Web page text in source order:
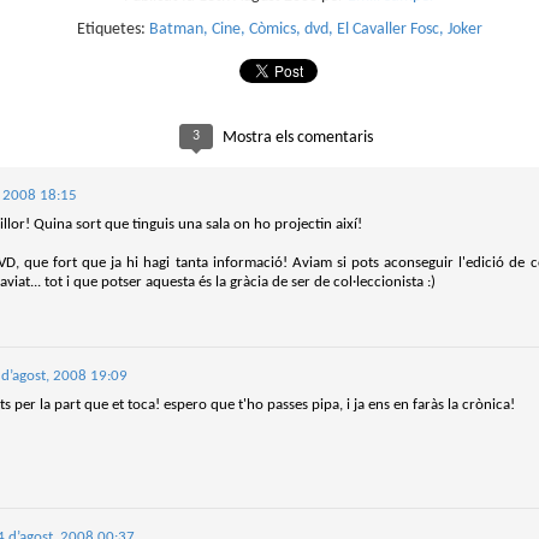
Etiquetes: Batman Cine Còmics dvd El Cavaller Fosc Joker
3 Mostra els comentaris
2008 18:15
Quina sort que tinguis una sala on ho projectin així!
que fort que ja hi hagi tanta informació! Aviam si pots aconseguir l'edició de
tot i que potser aquesta és la gràcia de ser de col·leccionista :)
2008 19:09
per la part que et toca! espero que t'ho passes pipa, i ja ens en faràs la crònica!
que farem aquest estiu al club de lectura de còmics de la Biblioteca
de Tarragona, virtualment, amb Tellfy.
menú d'aquest estiu està format per dos plats que se serviran els mesos de
i dibuix de Javi de Castro
2021
ens submergeix en una atmosfera de terror rural, on el folklore i les
humanes esdevenen protagonistes.
Parlant de Spirou a No solo cine
El passat 2 de maig, Bruto Pomeroy em va convidar a participar al seu
programa de Ràdio Puerto No Solo Cine per parlar de Los orígenes de la